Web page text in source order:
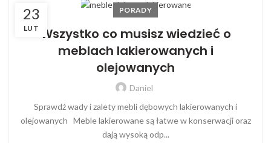
23
LUT
PORADY
Wszystko co musisz wiedzieć o
meblach lakierowanych i
olejowanych
Daniel
Sprawdź wady i zalety mebli dębowych lakierowanych i
olejowanych Meble lakierowane są łatwe w konserwacji oraz
dają wysoką odp...